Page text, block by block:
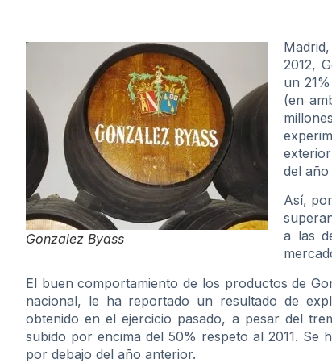
Gonzalez Byass
2012,
un
(en
del
Así,
a las
El buen comportamiento de los productos de
nacional, le ha reportado un resultado de
obtenido en el ejercicio pasado, a pesar del
subido por encima del 50% respeto al 2011. Se
por debajo del año anterior.